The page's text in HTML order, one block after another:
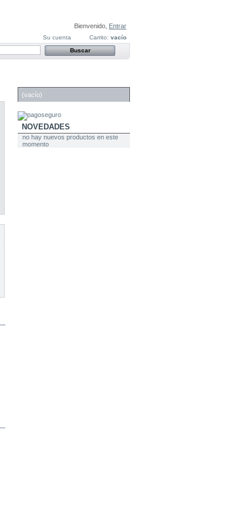
Bienvenido,
Entrar
Carrito: vacío
Su cuenta
(vacío)
NOVEDADES
no hay nuevos productos en este
momento